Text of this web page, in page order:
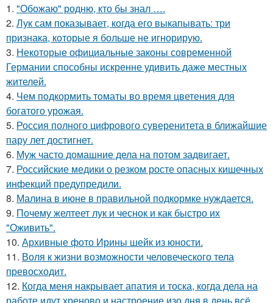
1. "Обожаю" родню, кто бы знал ….
2. Лук сам показывает, когда его выкапывать: три
признака, которые я больше не игнорирую.
3. Некоторые официальные законы современной
Германии способны искренне удивить даже местных
жителей.
4. Чем пoдкормить тoматы во время цветения для
богатого урожая.
5. Россия полного цифрового суверенитета в ближайшие
пару лет достигнет.
6. Муж часто домашние дела на потом задвигает.
7. Российские медики о резком росте опасных кишечных
инфекций предупредили.
8. Малина в июне в правильной подкормке нуждается.
9. Почему желтеет лук и чеснок и как быстро их
"Оживить".
10. Архивные фото Ирины шейк из юности.
11. Воля к жизни возможности человеческого тела
превосходит.
12. Когда меня накрывает апатия и тоска, когда дела на
работе идут хреново и настроение изо дня в день всё